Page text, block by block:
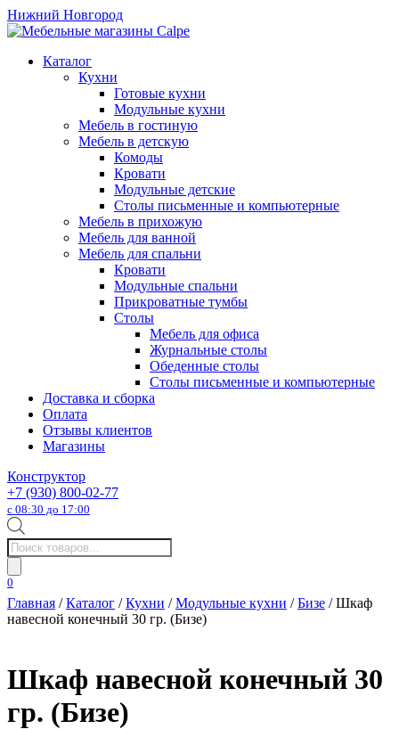
Нижний Новгород
Каталог
Кухни
Готовые кухни
Модульные кухни
Мебель в гостиную
Мебель в детскую
Комоды
Кровати
Модульные детские
Столы письменные и компьютерные
Мебель в прихожую
Мебель для ванной
Мебель для спальни
Кровати
Модульные спальни
Прикроватные тумбы
Столы
Мебель для офиса
Журнальные столы
Обеденные столы
Столы письменные и компьютерные
Доставка и сборка
Оплата
Отзывы клиентов
Магазины
Конструктор
+7 (930) 800-02-77
с 08:30 до 17:00
Поиск
товаров
0
Главная /Каталог /Кухни /Модульные кухни /Бизе / Шкаф
навесной конечный 30 гр. (Бизе)
Шкаф навесной конечный 30
гр. (Бизе)